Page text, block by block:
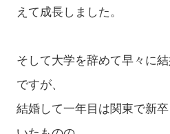
えて成長しました。
そして大学を辞めて早々に
ですが、
結婚して一年目は関東で新